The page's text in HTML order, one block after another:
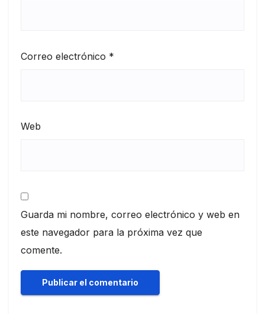
Correo electrónico *
Web
Guarda mi nombre, correo electrónico y web en
este navegador para la próxima vez que
comente.